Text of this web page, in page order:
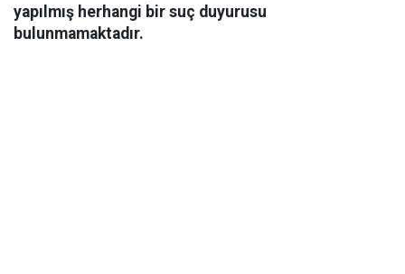
yapılmış herhangi bir suç duyurusu
bulunmamaktadır.